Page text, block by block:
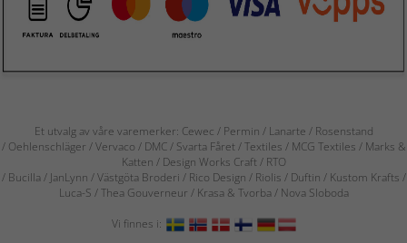
Et utvalg av våre varemerker: Cewec / Permin / Lanarte / Rosenstand
/ Oehlenschläger / Vervaco / DMC / Svarta Fåret / Textiles / MCG Textiles / Marks &
Katten / Design Works Craft / RTO
/ Bucilla / JanLynn / Västgöta Broderi / Rico Design / Riolis / Duftin / Kustom Krafts /
Luca-S / Thea Gouverneur / Krasa & Tvorba / Nova Sloboda
Vi finnes i: